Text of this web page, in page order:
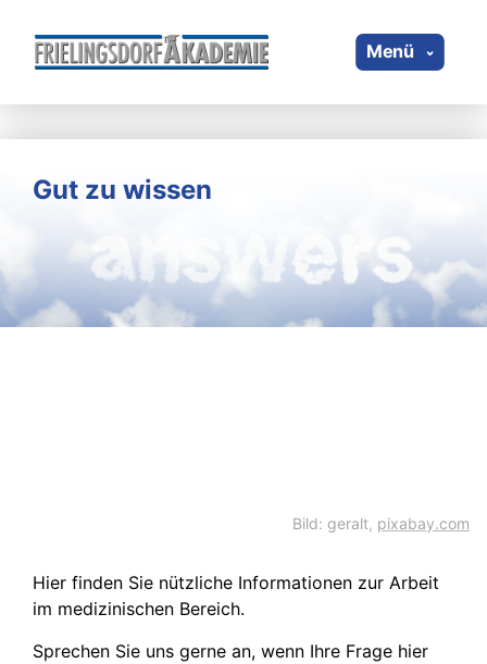
Menü
Gut zu wissen
Bild: geralt, pixabay.com
Hier finden Sie nützliche Informationen zur Arbeit
im medizinischen Bereich.
Sprechen Sie uns gerne an, wenn Ihre Frage hier